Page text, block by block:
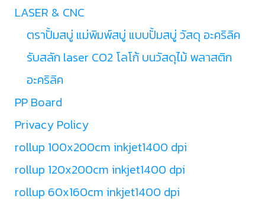
LASER & CNC
ตราปั้มสบู่ แม่พิมพ์สบู่ แบบปั้มสบู่ วัสดุ อะคริลิค
รับสลัก laser CO2 โลโก้ บนวัสดุไม้ พลาสติก
อะคริลิค
PP Board
Privacy Policy
rollup 100x200cm inkjet1400 dpi
rollup 120x200cm inkjet1400 dpi
rollup 60x160cm inkjet1400 dpi